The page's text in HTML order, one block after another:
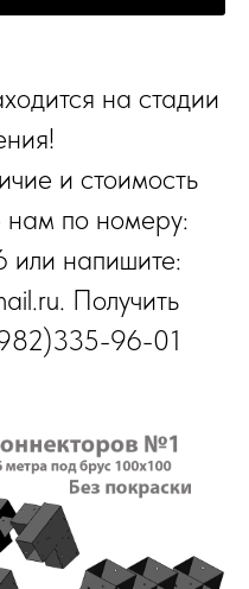
на стадии
и стоимость
нам по номеру:
напишите:
Получить
96-01